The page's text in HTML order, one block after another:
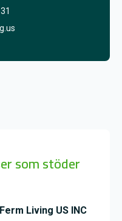
som stöder
Ferm Living US INC